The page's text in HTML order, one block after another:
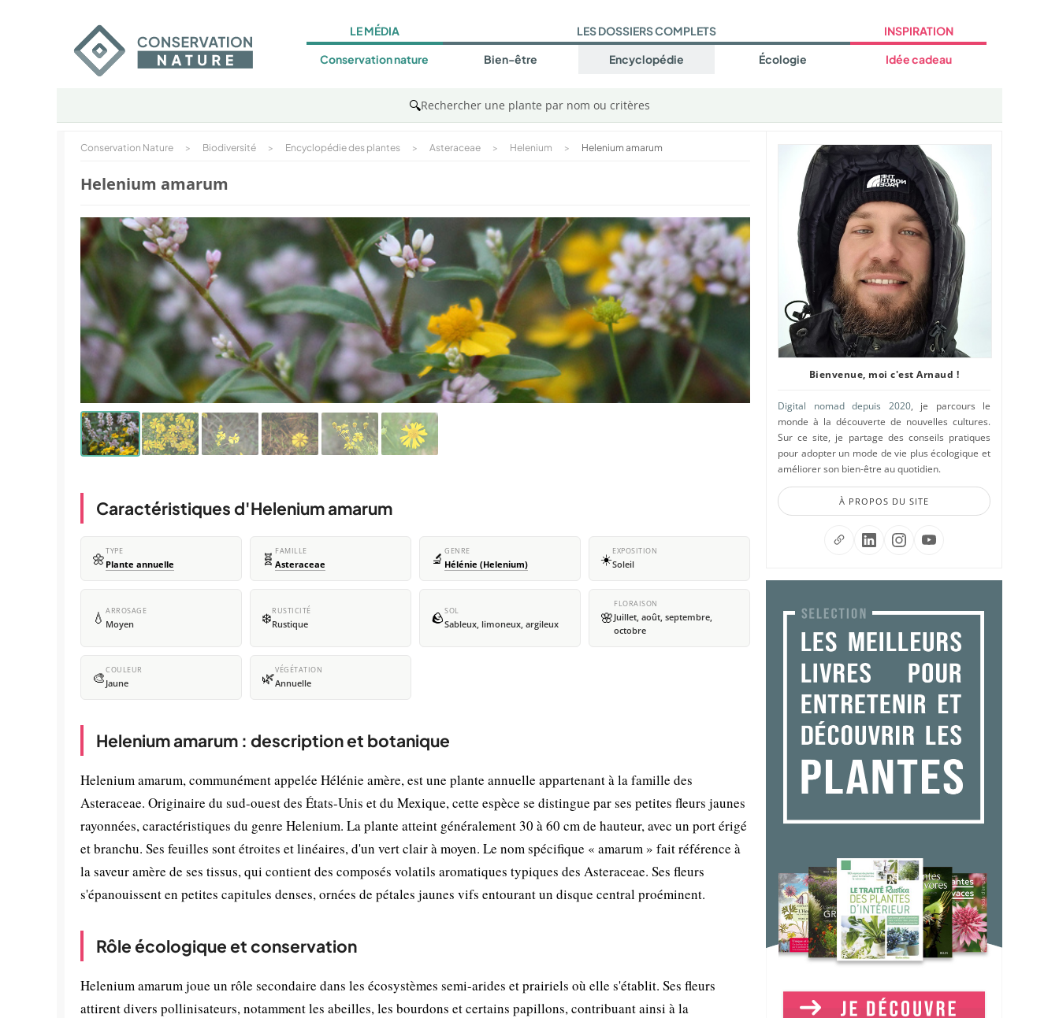
LE MÉDIA
Conservation nature
LES DOSSIERS COMPLETS
Bien-être Encyclopédie Écologie
INSPIRATION
Idée cadeau
🔍Rechercher une plante par nom ou critères
Conservation Nature > Biodiversité > Encyclopédie des plantes > Asteraceae > Helenium > Helenium amarum
Helenium amarum
Caractéristiques d'Helenium amarum
🌼TYPE
Plante annuelle 🧬 FAMILLE
Asteraceae 🔬 GENRE
Hélénie (Helenium) ☀️EXPOSITION
Soleil
💧 ARROSAGE
Moyen ❄️RUSTICITÉ
Rustique 🪨SOL
Sableux, limoneux, argileux 🌸
FLORAISON
Juillet, août, septembre,
octobre
🎨COULEUR
Jaune 🌿VÉGÉTATION
Annuelle
Helenium amarum : description et botanique
Helenium amarum, communément appelée Hélénie amère, est une plante annuelle appartenant à la famille des
Asteraceae. Originaire du sud-ouest des États-Unis et du Mexique, cette espèce se distingue par ses petites fleurs jaunes
rayonnées, caractéristiques du genre Helenium. La plante atteint généralement 30 à 60 cm de hauteur, avec un port érigé
et branchu. Ses feuilles sont étroites et linéaires, d'un vert clair à moyen. Le nom spécifique « amarum » fait référence à
la saveur amère de ses tissus, qui contient des composés volatils aromatiques typiques des Asteraceae. Ses fleurs
s'épanouissent en petites capitules denses, ornées de pétales jaunes vifs entourant un disque central proéminent.
Rôle écologique et conservation
Helenium amarum joue un rôle secondaire dans les écosystèmes semi-arides et prairiels où elle s'établit. Ses fleurs
attirent divers pollinisateurs, notamment les abeilles, les bourdons et certains papillons, contribuant ainsi à la
Bienvenue, moi c'est Arnaud !
Digital nomad depuis 2020, je parcours le
monde à la découverte de nouvelles cultures.
Sur ce site, je partage des conseils pratiques
pour adopter un mode de vie plus écologique et
améliorer son bien-être au quotidien.
À PROPOS DU SITE